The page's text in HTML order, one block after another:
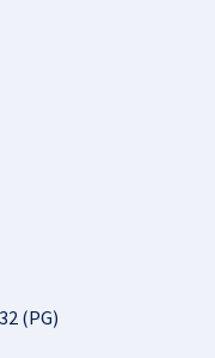
(PG)